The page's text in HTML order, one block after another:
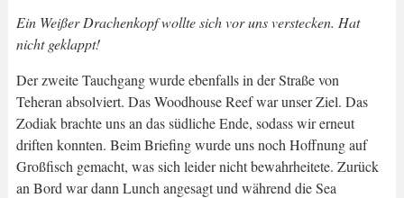
Ein Weißer Drachenkopf wollte sich vor uns verstecken. Hat
nicht geklappt!
Der zweite Tauchgang wurde ebenfalls in der Straße von
Teheran absolviert. Das Woodhouse Reef war unser Ziel. Das
Zodiak brachte uns an das südliche Ende, sodass wir erneut
driften konnten. Beim Briefing wurde uns noch Hoffnung auf
Großfisch gemacht, was sich leider nicht bewahrheitete. Zurück
an Bord war dann Lunch angesagt und während die Sea